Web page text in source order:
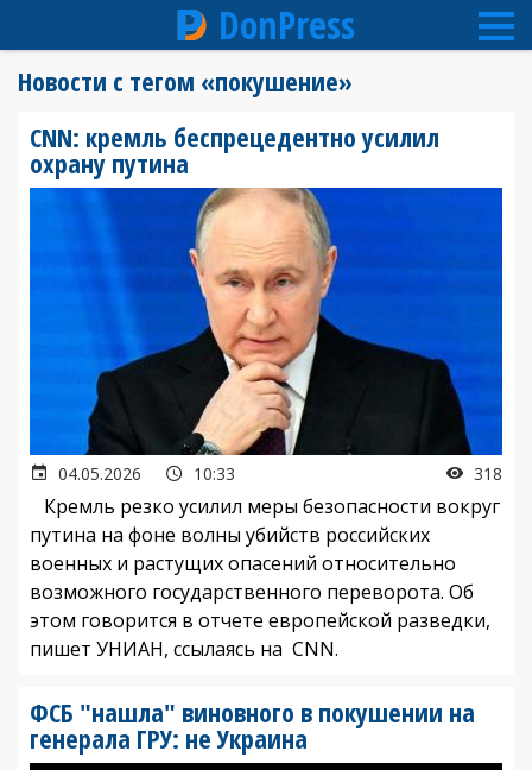
содержанию
DonPress
Новости с тегом «покушение»
CNN: кремль беспрецедентно усилил
охрану путина
04.05.2026 10:33 318
Кремль резко усилил меры безопасности вокруг
путина на фоне волны убийств российских
военных и растущих опасений относительно
возможного государственного переворота. Об
этом говорится в отчете европейской разведки,
пишет УНИАН, ссылаясь на CNN.
ФСБ "нашла" виновного в покушении на
генерала ГРУ: не Украина